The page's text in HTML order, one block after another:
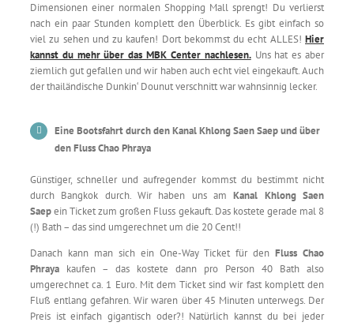
Dimensionen einer normalen Shopping Mall sprengt! Du verlierst
nach ein paar Stunden komplett den Überblick. Es gibt einfach so
viel zu sehen und zu kaufen! Dort bekommst du echt ALLES! Hier
kannst du mehr über das MBK Center nachlesen.Uns hat es aber
ziemlich gut gefallen und wir haben auch echt viel eingekauft. Auch
der thailändische Dunkin‘ Dounut verschnitt war wahnsinnig lecker.
Eine Bootsfahrt durch denKanal Khlong Saen Saep und über
den Fluss Chao Phraya
Günstiger, schneller und aufregender kommst du bestimmt nicht
durch Bangkok durch. Wir haben uns amKanal Khlong Saen
Saepein Ticket zum großen Fluss gekauft. Das kostete gerade mal 8
(!) Bath – das sind umgerechnet um die 20 Cent!!
Danach kann man sich ein One-Way Ticket für denFluss Chao
Phraya kaufen – das kostete dann pro Person 40 Bath also
umgerechnet ca. 1 Euro. Mit dem Ticket sind wir fast komplett den
Fluß entlang gefahren. Wir waren über 45 Minuten unterwegs. Der
Preis ist einfach gigantisch oder?! Natürlich kannst du bei jeder